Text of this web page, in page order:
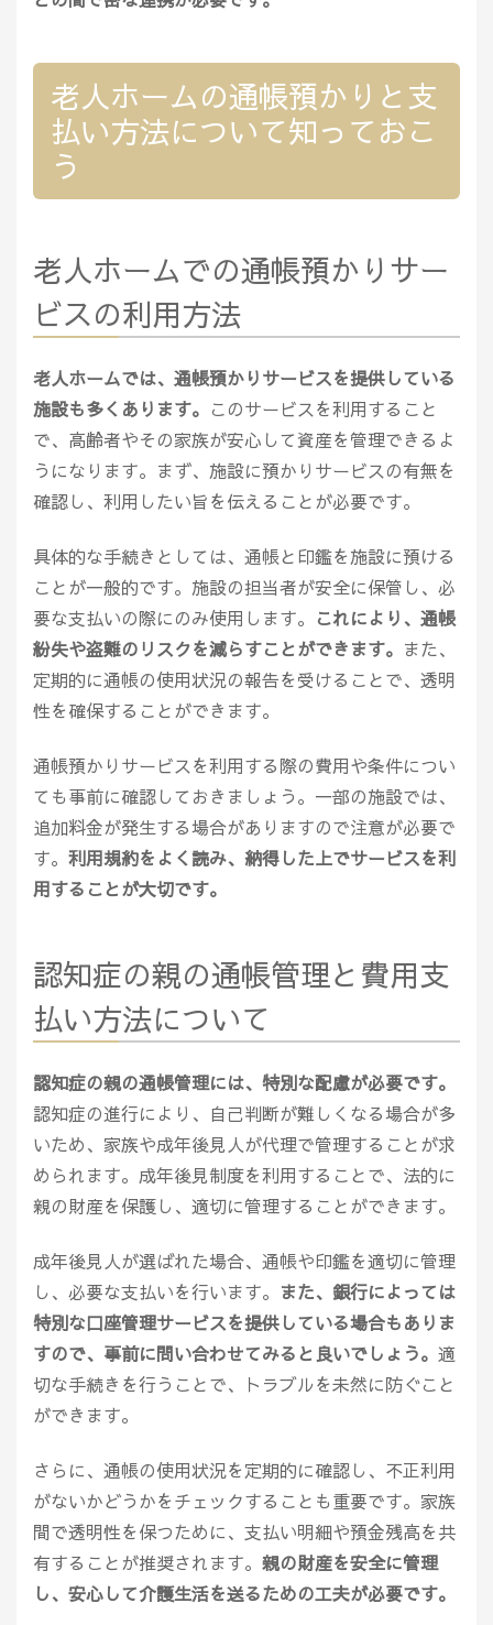
老人ホームの通帳預かりと支
払い方法について知っておこ
う
老人ホームでの通帳預かりサー
ビスの利用方法
老人ホームでは、通帳預かりサービスを提供している
施設も多くあります。 このサービスを利用すること
で、高齢者やその家族が安心して資産を管理できるよ
うになります。まず、施設に預かりサービスの有無を
確認し、利用したい旨を伝えることが必要です。
具体的な手続きとしては、通帳と印鑑を施設に預ける
ことが一般的です。施設の担当者が安全に保管し、必
要な支払いの際にのみ使用します。 これにより、通帳
紛失や盗難のリスクを減らすことができます。 また、
定期的に通帳の使用状況の報告を受けることで、透明
性を確保することができます。
通帳預かりサービスを利用する際の費用や条件につい
ても事前に確認しておきましょう。一部の施設では、
追加料金が発生する場合がありますので注意が必要で
す。 利用規約をよく読み、納得した上でサービスを利
用することが大切です。
認知症の親の通帳管理と費用支
払い方法について
認知症の親の通帳管理には、特別な配慮が必要です。
認知症の進行により、自己判断が難しくなる場合が多
いため、家族や成年後見人が代理で管理することが求
められます。成年後見制度を利用することで、法的に
親の財産を保護し、適切に管理することができます。
成年後見人が選ばれた場合、通帳や印鑑を適切に管理
し、必要な支払いを行います。 また、銀行によっては
特別な口座管理サービスを提供している場合もありま
すので、事前に問い合わせてみると良いでしょう。 適
切な手続きを行うことで、トラブルを未然に防ぐこと
ができます。
さらに、通帳の使用状況を定期的に確認し、不正利用
がないかどうかをチェックすることも重要です。家族
間で透明性を保つために、支払い明細や預金残高を共
有することが推奨されます。 親の財産を安全に管理
し、安心して介護生活を送るための工夫が必要です。